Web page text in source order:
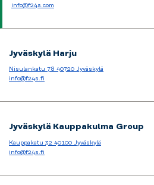
info@f24s.com
Jyväskylä Harju
Nisulankatu 78 40720 Jyväskylä
info@f24s.fi
Jyväskylä Kauppakulma Group
Kauppakatu 32 40100 Jyväskylä
info@f24s.fi